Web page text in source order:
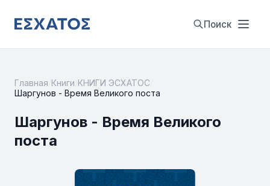
Поиск
Главная Книги КНИГИ ЭСХАТОС
Шаргунов - Время Великого поста
Шаргунов - Время Великого
поста